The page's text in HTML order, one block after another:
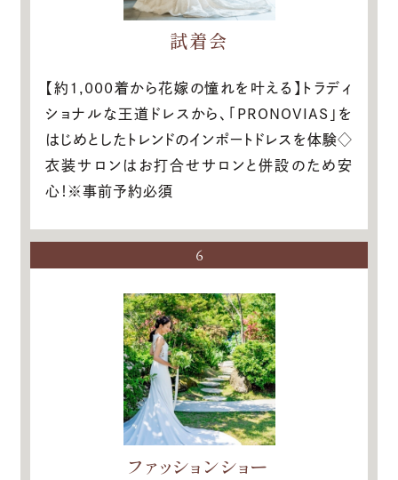
試着会
【約1,000着から花嫁の憧れを叶える】トラディ
ショナルな王道ドレスから、「PRONOVIAS」を
はじめとしたトレンドのインポートドレスを体験◇
衣装サロンはお打合せサロンと併設のため安
心！※事前予約必須
6
ファッションショー